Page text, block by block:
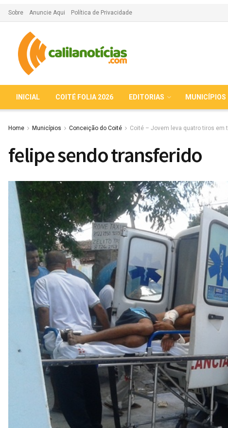
Sobre Anuncie Aqui Política de Privacidade
INICIAL COITÉ FOLIA 2026 EDITORIAS MUNICÍPIOS
Home Municípios Conceição do Coité Coité – Jovem leva quatro tiros em
felipe sendo transferido